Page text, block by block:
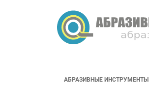
АБРАЗИВНЫЕ ИНСТРУМЕНТЫ